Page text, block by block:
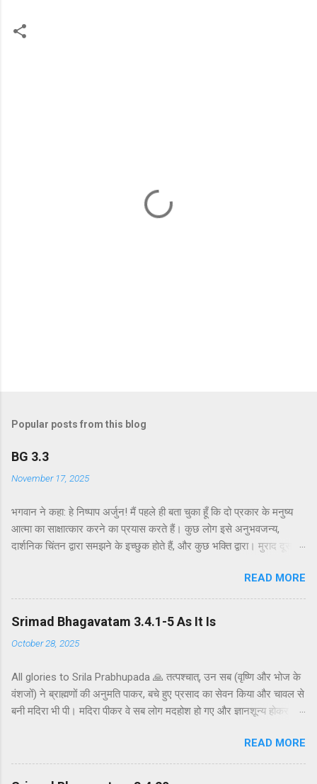
Popular posts from this blog
BG 3.3
November 17, 2025
भगवान ने कहा: हे निष्पाप अर्जुन! मैं पहले ही बता चुका हूँ कि दो प्रकार के मनुष्य
आत्मा का साक्षात्कार करने का प्रयास करते हैं। कुछ लोग इसे अनुभवजन्य,
दार्शनिक चिंतन द्वारा समझने के इच्छुक होते हैं, और कुछ भक्ति द्वारा। मुराद दूसरे
कर्मयोग या बुद्धियोग। इस श्लोक में भगवान इसे और भी स्पष्ट रूप से समझाते हैं।
सांख्ययोग, अर्थात् आत्मा और पदार्थ की प्रकृति का विश्लेषणात्मक अध्ययन, उन
लोगों के लिए विषय है जो प्रयोगात्मक ज्ञान और दर्शन द्वारा अनुमान लगाने और
समझने के इच्छुक हैं। दूसरे वर्ग के लोग कृष्णभावनामृत में कर्म करते हैं, जैसा कि
दूसरे अध्याय के इकसठवें श्लोक में बताया गया है। भगवान ने उनतीसवें श्लोक में भी
कर्म के बंधनों से मुक्त हो सकता है; और इसके अतिरिक्त, इस प्रक्रिया में कोई दोष
नहीं है। इकसठवें श्लोक में यही सिद्धांत अधिक स्पष्ट रूप से समझाया गया है - कि
यह बुद्धि-योग पूर्णतः परब्रह्म (या अधिक विशिष्ट रूप से, कृष्ण पर) ...
READ MORE
Srimad Bhagavatam 3.4.1-5 As It Is
October 28, 2025
All glories to Srila Prabhupada 🙏 तत्पश्चात्, उन सब (वृष्णि और भोज के
वंशजों) ने ब्राह्मणों की अनुमति पाकर, बचे हुए प्रसाद का सेवन किया और चावल से
बनी मदिरा भी पी। मदिरा पीकर वे सब लोग मदहोश हो गए और ज्ञानशून्य होकर
वैष्णवों को भव्य भोजन कराया जाता है, तो यजमान अतिथि की अनुमति के बाद ही
बचे हुए भोजन को ग्रहण करता है। अतः वृष्णि और भोज के वंशजों ने ब्राह्मणों से
औपचारिक रूप से अनुमति ली और तैयार भोजन ग्रहण किया। क्षत्रियों को कुछ
READ MORE